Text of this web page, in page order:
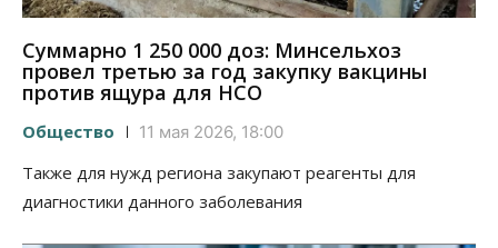
Суммарно 1 250 000 доз: Минсельхоз
провел третью за год закупку вакцины
против ящура для НСО
Общество 11 мая 2026, 18:00
Также для нужд региона закупают реагенты для
диагностики данного заболевания